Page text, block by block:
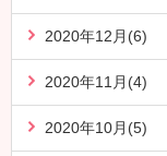
2020年12月(6)
2020年11月(4)
2020年10月(5)